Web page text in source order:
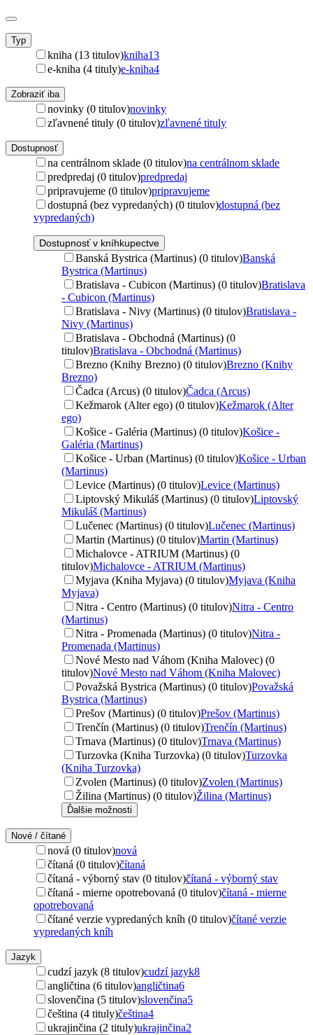
Typ
kniha (13 titulov)kniha13
e-kniha (4 tituly)e-kniha4
Zobraziť iba
novinky (0 titulov)novinky
zľavnené tituly (0 titulov)zľavnené tituly
Dostupnosť
na centrálnom sklade (0 titulov)na centrálnom sklade
predpredaj (0 titulov)predpredaj
pripravujeme (0 titulov)pripravujeme
dostupná (bez vypredaných) (0 titulov)dostupná (bez
vypredaných)
Dostupnosť v kníhkupectve
Banská Bystrica (Martinus) (0 titulov)Banská
Bystrica (Martinus)
Bratislava - Cubicon (Martinus) (0 titulov)Bratislava
- Cubicon (Martinus)
Bratislava - Nivy (Martinus) (0 titulov)Bratislava -
Nivy (Martinus)
Bratislava - Obchodná (Martinus) (0
titulov)Bratislava - Obchodná (Martinus)
Brezno (Knihy Brezno) (0 titulov)Brezno (Knihy
Brezno)
Čadca (Arcus) (0 titulov)Čadca (Arcus)
Kežmarok (Alter ego) (0 titulov)Kežmarok (Alter
ego)
Košice - Galéria (Martinus) (0 titulov)Košice -
Galéria (Martinus)
Košice - Urban (Martinus) (0 titulov)Košice - Urban
(Martinus)
Levice (Martinus) (0 titulov)Levice (Martinus)
Liptovský Mikuláš (Martinus) (0 titulov)Liptovský
Mikuláš (Martinus)
Lučenec (Martinus) (0 titulov)Lučenec (Martinus)
Martin (Martinus) (0 titulov)Martin (Martinus)
Michalovce - ATRIUM (Martinus) (0
titulov)Michalovce - ATRIUM (Martinus)
Myjava (Kniha Myjava) (0 titulov)Myjava (Kniha
Myjava)
Nitra - Centro (Martinus) (0 titulov)Nitra - Centro
(Martinus)
Nitra - Promenada (Martinus) (0 titulov)Nitra -
Promenada (Martinus)
Nové Mesto nad Váhom (Kniha Malovec) (0
titulov)Nové Mesto nad Váhom (Kniha Malovec)
Považská Bystrica (Martinus) (0 titulov)Považská
Bystrica (Martinus)
Prešov (Martinus) (0 titulov)Prešov (Martinus)
Trenčín (Martinus) (0 titulov)Trenčín (Martinus)
Trnava (Martinus) (0 titulov)Trnava (Martinus)
Turzovka (Kniha Turzovka) (0 titulov)Turzovka
(Kniha Turzovka)
Zvolen (Martinus) (0 titulov)Zvolen (Martinus)
Žilina (Martinus) (0 titulov)Žilina (Martinus)
Ďalšie možnosti
Nové / čítané
nová (0 titulov)nová
čítaná (0 titulov)čítaná
čítaná - výborný stav (0 titulov)čítaná - výborný stav
čítaná - mierne opotrebovaná (0 titulov)čítaná - mierne
opotrebovaná
čítané verzie vypredaných kníh (0 titulov)čítané verzie
vypredaných kníh
Jazyk
cudzí jazyk (8 titulov)cudzí jazyk8
angličtina (6 titulov)angličtina6
slovenčina (5 titulov)slovenčina5
čeština (4 tituly)čeština4
ukrajinčina (2 tituly)ukrajinčina2